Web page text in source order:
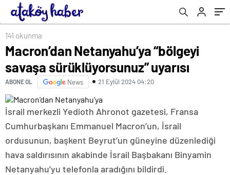
141 okunma
Macron’dan Netanyahu’ya “bölgeyi
savaşa sürüklüyorsunuz” uyarısı
ABONE OL News 21 Eylül 2024 04:20
İsrail merkezli Yedioth Ahronot gazetesi, Fransa
Cumhurbaşkanı Emmanuel Macron’un, İsrail
ordusunun, başkent Beyrut’un güneyine düzenlediği
hava saldırısının akabinde İsrail Başbakanı Binyamin
Netanyahu’yu telefonla aradığını bildirdi.